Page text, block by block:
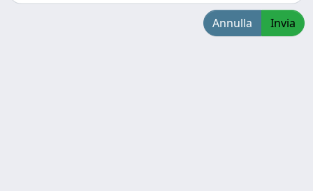
Annulla Invia